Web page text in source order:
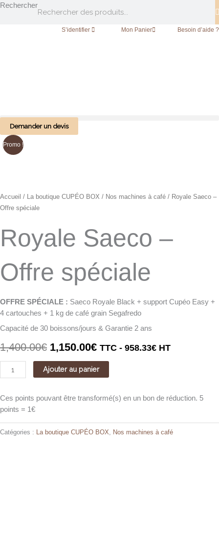
Aller
Rechercher
S’identifier Mon Panier Besoin d’aide ?
Demander un devis
Promo !
Accueil / La boutique CUPÉO BOX / Nos machines à café / Royale Saeco –
Offre spéciale
Royale Saeco –
Offre spéciale
OFFRE SPÉCIALE : Saeco Royale Black + support Cupéo Easy +
4 cartouches + 1 kg de café grain Segafredo
Capacité de 30 boissons/jours & Garantie 2 ans
1,400.00€
Le
1,150.00€ TTC - 958.33€ HT
quantité
de
Offre
spéciale
Ajouter au panier
Ces points pouvant être transformé(s) en un bon de réduction. 5
points = 1€
Catégories : La boutique CUPÉO BOX Nos machines à café